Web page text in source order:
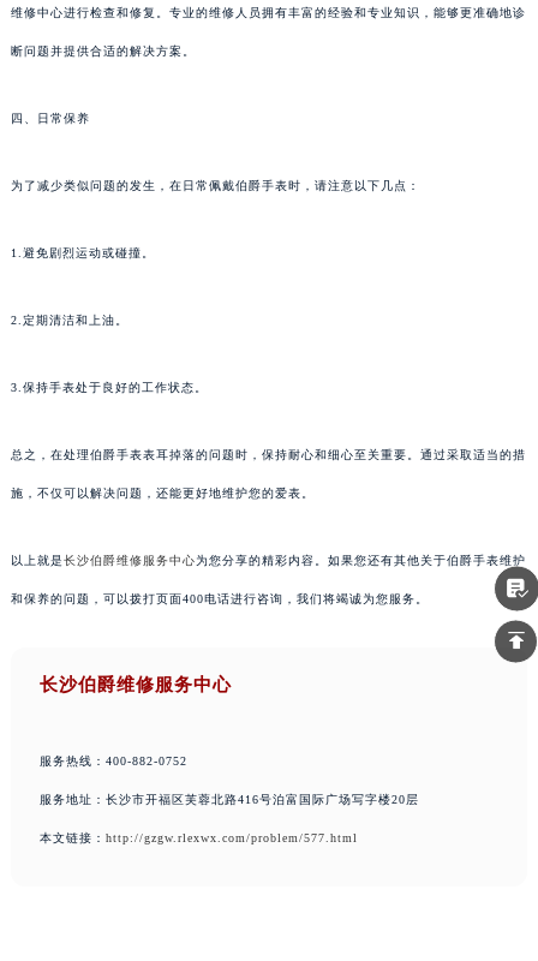
维修中心进行检查和修复。专业的维修人员拥有丰富的经验和专业知识，能够更准确地诊
断问题并提供合适的解决方案。
四、日常保养
为了减少类似问题的发生，在日常佩戴伯爵手表时，请注意以下几点：
1.避免剧烈运动或碰撞。
2.定期清洁和上油。
3.保持手表处于良好的工作状态。
总之，在处理伯爵手表表耳掉落的问题时，保持耐心和细心至关重要。通过采取适当的措
施，不仅可以解决问题，还能更好地维护您的爱表。
以上就是长沙伯爵维修服务中心为您分享的精彩内容。如果您还有其他关于伯爵手表维护
和保养的问题，可以拨打页面400电话进行咨询，我们将竭诚为您服务。
长沙伯爵维修服务中心
服务热线：400-882-0752
服务地址：长沙市开福区芙蓉北路416号泊富国际广场写字楼20层
本文链接： http://gzgw.rlexwx.com/problem/577.html